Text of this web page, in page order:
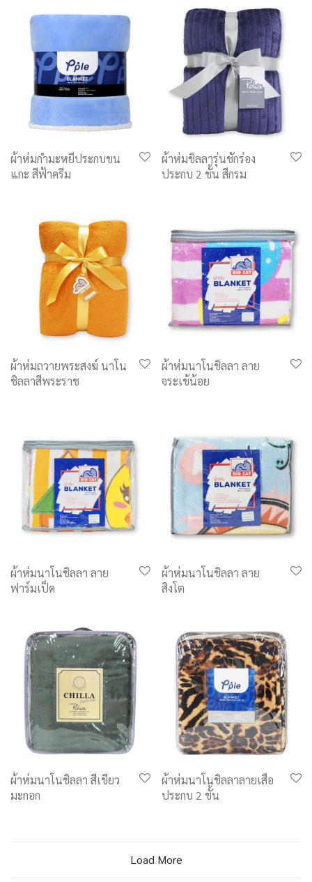
ผ้าห่มกำมะหยี่ประกบขน
แกะ สีฟ้าครีม
ผ้าห่มชิลลารุ่นชักร่อง
ประกบ 2 ชั้น สีกรม
ผ้าห่มถวายพระสงฆ์ นาโน
ชิลลาสีพระราช
ผ้าห่มนาโนชิลลา ลาย
จระเข้น้อย
ผ้าห่มนาโนชิลลา ลาย
ฟาร์มเป็ด
ผ้าห่มนาโนชิลลา ลาย
สิงโต
ผ้าห่มนาโนชิลลา สีเขียว
มะกอก
ผ้าห่มนาโนชิลลาลายเสือ
ประกบ 2 ชั้น
Load More